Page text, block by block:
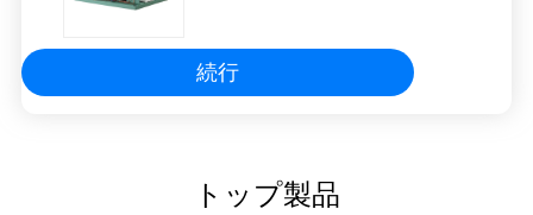
続行
トップ製品